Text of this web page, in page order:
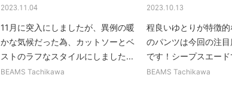
2023.11.04
11月に突入にしましたが、異例の暖
かな気候だった為、カットソーとベ
ストのラフなスタイルにしました...
BEAMS Tachikawa
2023.10.13
程良いゆとりが特徴的
のパンツは今回の注
です！シープスエー
BEAMS Tachikawa